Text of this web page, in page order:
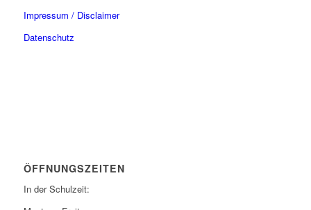
Impressum / Disclaimer
Datenschutz
ÖFFNUNGSZEITEN
In der Schulzeit: